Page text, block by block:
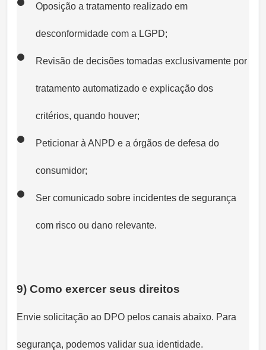
Oposição a tratamento realizado em
desconformidade com a LGPD;
Revisão de decisões tomadas exclusivamente por
tratamento automatizado e explicação dos
critérios, quando houver;
Peticionar à ANPD e a órgãos de defesa do
consumidor;
Ser comunicado sobre incidentes de segurança
com risco ou dano relevante.
9) Como exercer seus direitos
Envie solicitação ao DPO pelos canais abaixo. Para
segurança, podemos validar sua identidade.